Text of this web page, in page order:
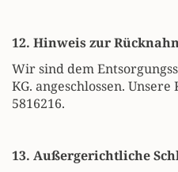
12. Hinweis zur
Wir sind dem
KG. angeschlossen.
5816216.
13. Außergerichtliche